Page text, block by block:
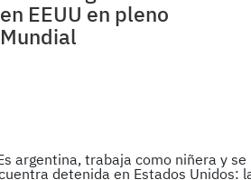
en EEUU en pleno
Mundial